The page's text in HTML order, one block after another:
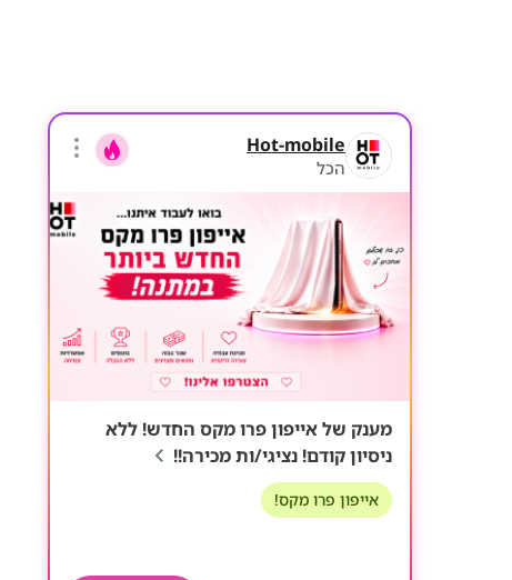
Hot-mobile
הכל
מענק של אייפון פרו מקס החדש! ללא
ניסיון קודם! נציגי/ות מכירה!!
אייפון פרו מקס!